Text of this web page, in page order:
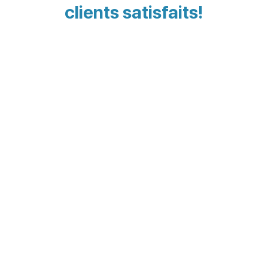
clients satisfaits!